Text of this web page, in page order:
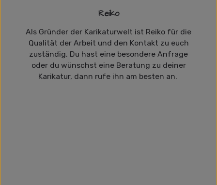
Reiko
Als Gründer der Karikaturwelt ist Reiko für die
Qualität der Arbeit und den Kontakt zu euch
zuständig. Du hast eine besondere Anfrage
oder du wünschst eine Beratung zu deiner
Karikatur, dann rufe ihn am besten an.